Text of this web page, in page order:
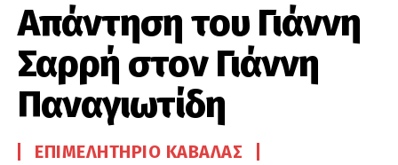
Απάντηση του Γιάννη
Σαρρή στον Γιάννη
Παναγιωτίδη
ΕΠΙΜΕΛΗΤΉΡΙΟ ΚΑΒΆΛΑΣ